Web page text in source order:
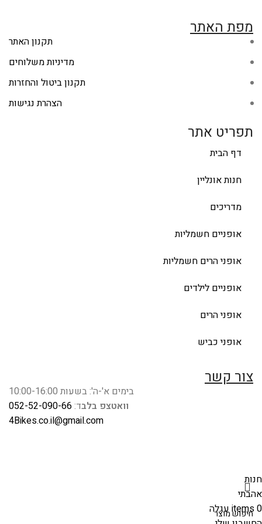
מפת האתר
תקנון האתר
מדיניות משלוחים
תקנון ביטול והחזרות
הצהרת נגישות
תפריט אתר
דף הבית
חנות אונליין
מדריכים
אופניים חשמליות
אופני הרים חשמליות
אופניים לילדים
אופני הרים
אופני כביש
צור קשר
בימים א'-ה': בשעות 10:00-16:00
וואטצפ בלבד:052-52-090-66
4Bikes.co.il@gmail.com
חנות
אהבתי
0
itemsעגלה